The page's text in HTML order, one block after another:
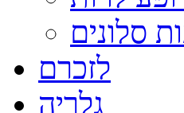
סלונים
לזכרם
גלריה